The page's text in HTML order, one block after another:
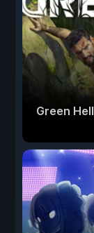
Green Hell